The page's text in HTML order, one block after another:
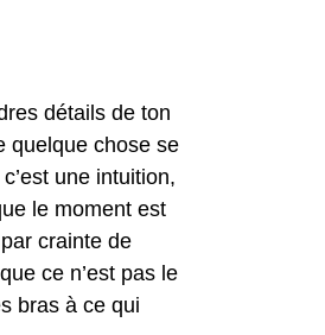
détails de ton
quelque chose se
une intuition,
le moment est
crainte de
ce n’est pas le
bras à ce qui